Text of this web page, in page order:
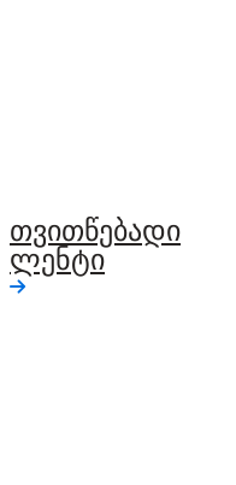
თვითწებადი
ლენტი